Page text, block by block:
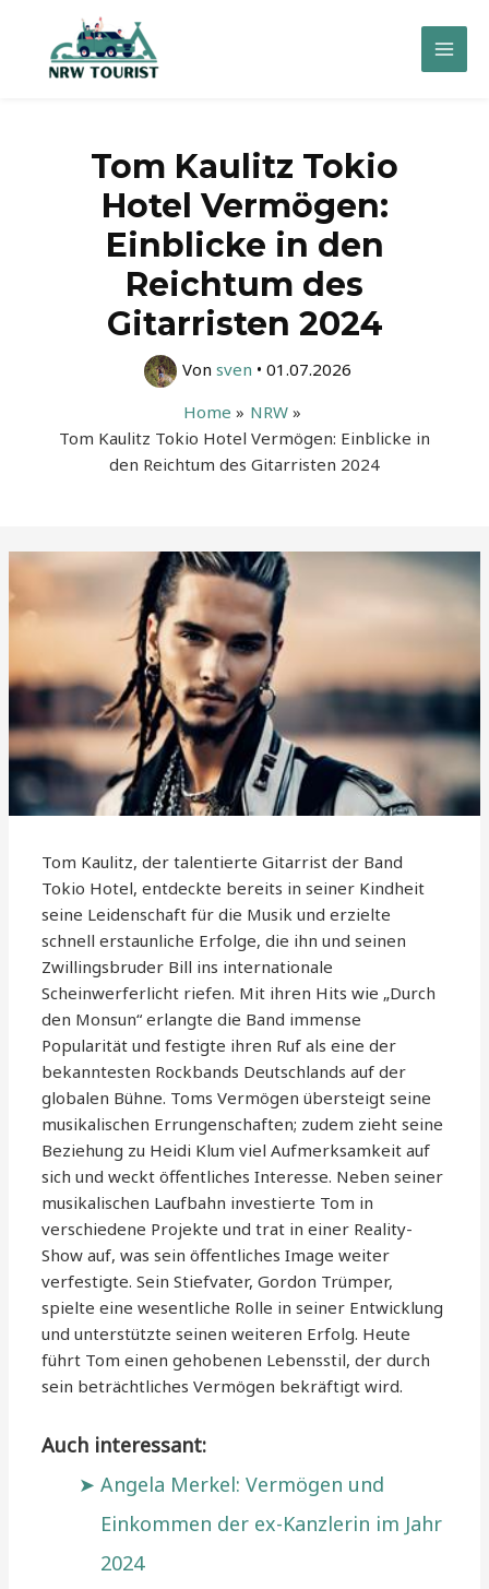
springen
Main
Tom Kaulitz Tokio
Hotel Vermögen:
Einblicke in den
Reichtum des
Gitarristen 2024
Von sven • 01.07.2026
Home
NRW
Tom Kaulitz Tokio Hotel Vermögen: Einblicke in
den Reichtum des Gitarristen 2024
Tom Kaulitz, der talentierte Gitarrist der Band
Tokio Hotel, entdeckte bereits in seiner Kindheit
seine Leidenschaft für die Musik und erzielte
schnell erstaunliche Erfolge, die ihn und seinen
Zwillingsbruder Bill ins internationale
Scheinwerferlicht riefen. Mit ihren Hits wie „Durch
den Monsun“ erlangte die Band immense
Popularität und festigte ihren Ruf als eine der
bekanntesten Rockbands Deutschlands auf der
globalen Bühne. Toms Vermögen übersteigt seine
musikalischen Errungenschaften; zudem zieht seine
Beziehung zu Heidi Klum viel Aufmerksamkeit auf
sich und weckt öffentliches Interesse. Neben seiner
musikalischen Laufbahn investierte Tom in
verschiedene Projekte und trat in einer Reality-
Show auf, was sein öffentliches Image weiter
verfestigte. Sein Stiefvater, Gordon Trümper,
spielte eine wesentliche Rolle in seiner Entwicklung
und unterstützte seinen weiteren Erfolg. Heute
führt Tom einen gehobenen Lebensstil, der durch
sein beträchtliches Vermögen bekräftigt wird.
Auch interessant:
Angela Merkel: Vermögen und
Einkommen der ex-Kanzlerin im Jahr
2024